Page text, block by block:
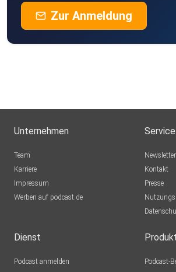
Zur Anmeldung
Unternehmen
Team
Karriere
Impressum
Werben auf podcast.de
Service
Newsletter
Kontakt
Presse
Dienst
Podcast anmelden
Podcast-